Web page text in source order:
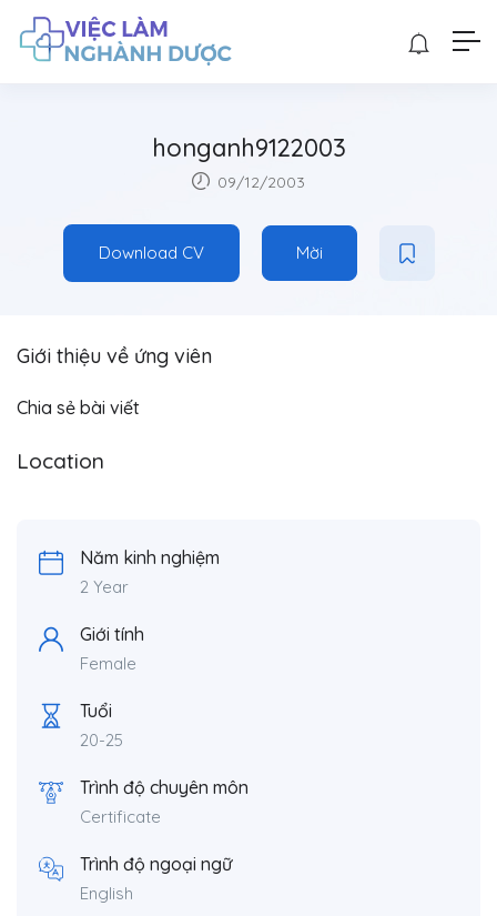
honganh9122003
09/12/2003
Download CV Mời
Giới thiệu về ứng viên
Chia sẻ bài viết
Location
Năm kinh nghiệm
2 Year
Giới tính
Female
Tuổi
20-25
Trình độ chuyên môn
Certificate
Trình độ ngoại ngữ
English